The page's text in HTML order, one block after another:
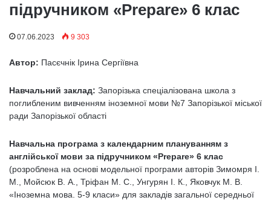
підручником «Prepare» 6 клас
07.06.2023 9 303
Автор: Пасєчнік Ірина Сергіївна
Навчальний заклад: Запорізька спеціалізована школа з
поглибленим вивченням іноземної мови №7 Запорізької міської
ради Запорізької області
Навчальна програма з календарним плануванням з
англійської мови за підручником «Prepare» 6 клас
(розроблена на основі модельної програми авторів Зимомря І.
М., Мойсюк В. А., Тріфан М. С., Унгурян І. К., Яковчук М. В.
«Іноземна мова. 5-9 класи» для закладів загальної середньої